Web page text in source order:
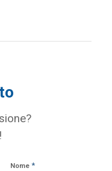
Nome *